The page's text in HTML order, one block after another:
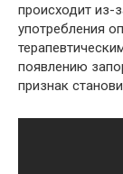
происходит из-
употребления
появлению
признак